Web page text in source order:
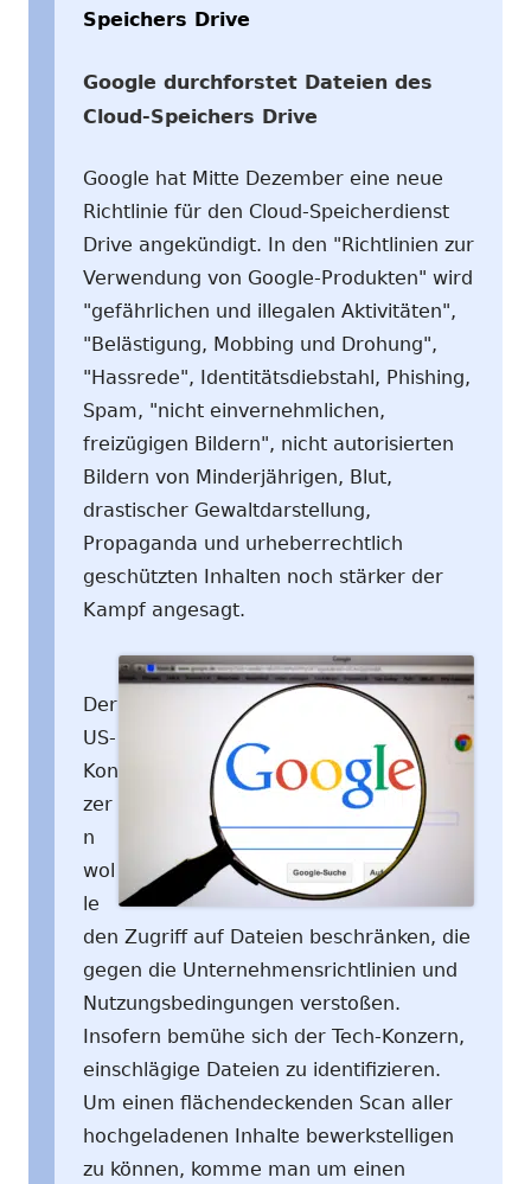
Speichers Drive
Google durchforstet Dateien des
Cloud-Speichers Drive
Google hat Mitte Dezember eine neue
Richtlinie für den Cloud-Speicherdienst
Drive angekündigt. In den "Richtlinien zur
Verwendung von Google-Produkten" wird
"gefährlichen und illegalen Aktivitäten",
"Belästigung, Mobbing und Drohung",
"Hassrede", Identitätsdiebstahl, Phishing,
Spam, "nicht einvernehmlichen,
freizügigen Bildern", nicht autorisierten
Bildern von Minderjährigen, Blut,
drastischer Gewaltdarstellung,
Propaganda und urheberrechtlich
geschützten Inhalten noch stärker der
Kampf angesagt.
Der
US-
Kon
zer
n
wol
le
den Zugriff auf Dateien beschränken, die
gegen die Unternehmensrichtlinien und
Nutzungsbedingungen verstoßen.
Insofern bemühe sich der Tech-Konzern,
einschlägige Dateien zu identifizieren.
Um einen flächendeckenden Scan aller
hochgeladenen Inhalte bewerkstelligen
zu können, komme man um einen